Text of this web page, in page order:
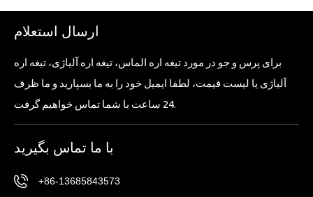
ارسال استعلام
برای پرس و جو در مورد تیغه اره الماس، تیغه اره آلیاژی، تیغه اره
آلیاژی یا لیست قیمت، لطفا ایمیل خود را به ما بسپارید و ما ظرف
24 ساعت با شما تماس خواهیم گرفت.
با ما تماس بگیرید
+86-13685843573